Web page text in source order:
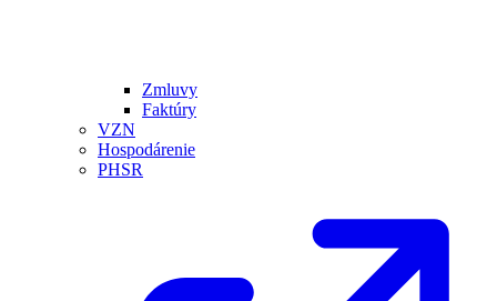
Zmluvy
Faktúry
VZN
Hospodárenie
PHSR